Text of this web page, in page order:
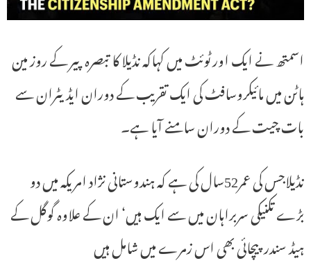
اسمتھ نے ایک اور ٹوئٹ میں کہاکہ نڈیلا کا تبصرہ پیر کے روز مین
ہاٹن میں مائیکروسافٹ کی ایک تقریب کے دوران ایڈیٹران سے
بات چیت کے دوران سامنے آیا ہے۔
نڈیلاجس کی عمر52سال کی ہے کہ ہندوستانی نژاد امریکہ میں دو
بڑے تکنیکی سربراہان میں سے ایک ہیں‘ ان کے علاوہ گوگل کے
ہیڈ سندر پیچائی بھی اس زمرے میں شامل ہیں